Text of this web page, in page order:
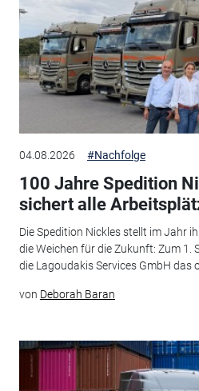
04.08.2026 #Nachfolge
100 Jahre Spedition
sichert alle
Die Spedition Nickles stellt im Jahr
die Weichen für die Zukunft: Zum 1.
die Lagoudakis Services GmbH das
von Deborah Baran